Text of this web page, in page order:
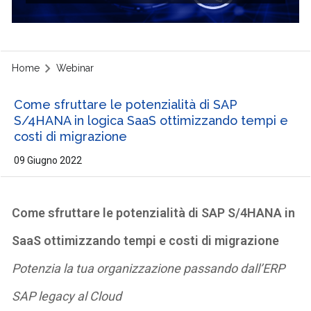
Home Webinar
Come sfruttare le potenzialità di SAP
S/4HANA in logica SaaS ottimizzando tempi e
costi di migrazione
09 Giugno 2022
Come sfruttare le potenzialità di SAP S/4HANA in
SaaS ottimizzando tempi e costi di migrazione
Potenzia la tua organizzazione passando dall’ERP
SAP legacy al Cloud